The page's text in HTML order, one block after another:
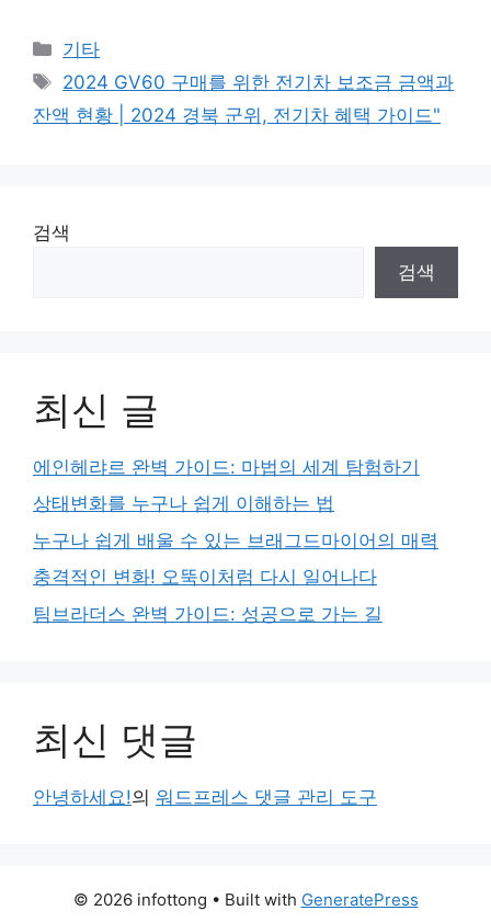
Categories
기타
Tags
2024 GV60 구매를 위한 전기차 보조금 금액과
잔액 현황 | 2024 경북 군위, 전기차 혜택 가이드"
검색
검색
최신 글
에인헤랴르 완벽 가이드: 마법의 세계 탐험하기
상태변화를 누구나 쉽게 이해하는 법
누구나 쉽게 배울 수 있는 브래그드마이어의 매력
충격적인 변화! 오뚝이처럼 다시 일어나다
팀브라더스 완벽 가이드: 성공으로 가는 길
최신 댓글
안녕하세요!의 워드프레스 댓글 관리 도구
© 2026 infottong • Built with GeneratePress